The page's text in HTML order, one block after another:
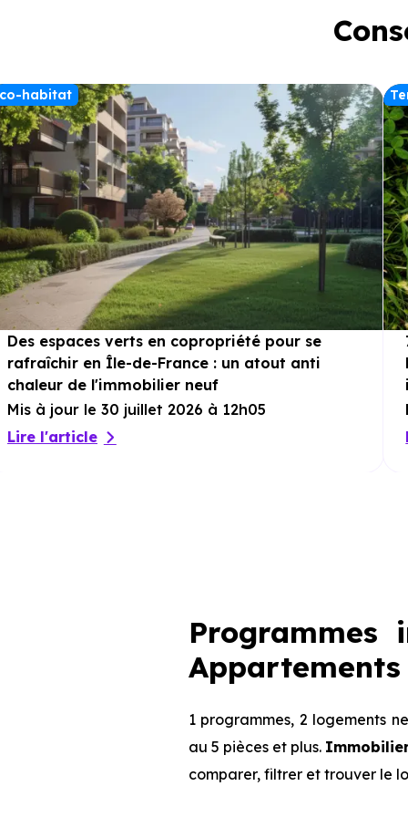
habitat
Des espaces verts en copropriété pour se
rafraîchir en Île-de-France : un atout anti
chaleur de l'immobilier neuf
Mis à jour le 30 juillet 2026 à 12h05
Lire l'article
Programmes
Appartements
1 programmes, 2 logements
au 5 pièces et plus.
comparer, filtrer et trouver le